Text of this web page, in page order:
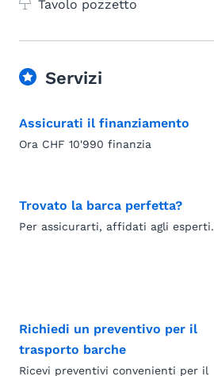
Tavolo pozzetto
Servizi
Assicurati il finanziamento
Ora CHF 10'990 finanzia
Trovato la barca perfetta?
Per assicurarti, affidati agli esperti.
Richiedi un preventivo per il
trasporto barche
Ricevi preventivi convenienti per il